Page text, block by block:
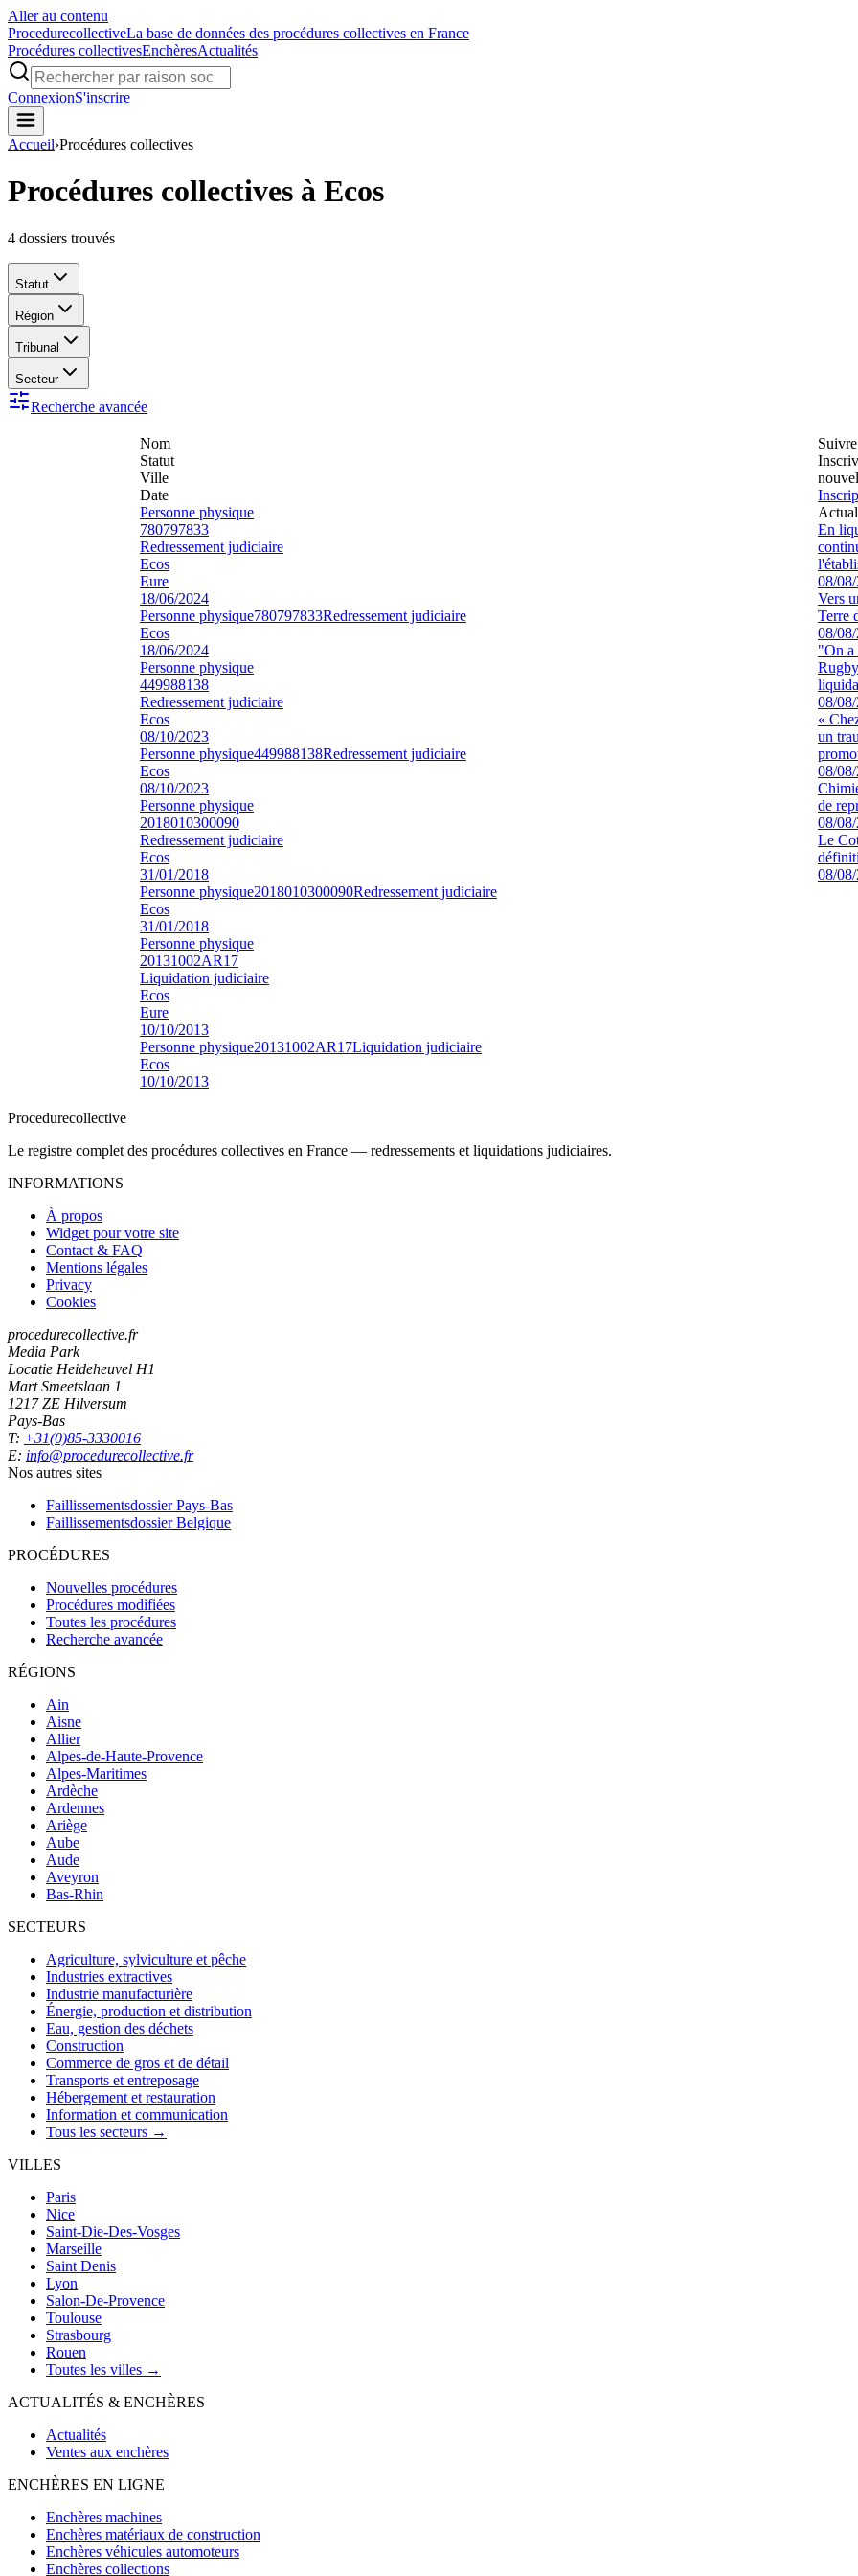
Aller au contenu
ProcedurecollectiveLa base de données des procédures collectives en France
Procédures collectivesEnchèresActualités
ConnexionS'inscrire
Accueil›Procédures collectives
Procédures collectives à Ecos
4 dossiers trouvés
Statut
Région
Tribunal
Secteur
Recherche avancée
Nom
Statut
Ville
Date
Personne physique
780797833
Redressement judiciaire
Ecos
Eure
18/06/2024
Personne physique780797833Redressement judiciaire
Ecos
18/06/2024
Personne physique
449988138
Redressement judiciaire
Ecos
08/10/2023
Personne physique449988138Redressement judiciaire
Ecos
08/10/2023
Personne physique
2018010300090
Redressement judiciaire
Ecos
31/01/2018
Personne physique2018010300090Redressement judiciaire
Ecos
31/01/2018
Personne physique
20131002AR17
Liquidation judiciaire
Ecos
Eure
10/10/2013
Personne physique20131002AR17Liquidation judiciaire
Ecos
10/10/2013
En
08/
Vers
Terre
08/
"On a
08/
«
un
08/
de
08/
Le
08/
Procedurecollective
Le registre complet des procédures collectives en France — redressements et liquidations judiciaires.
INFORMATIONS
À propos
Widget pour votre site
Contact & FAQ
Mentions légales
Privacy
Cookies
procedurecollective.fr
Media Park
Locatie Heideheuvel H1
Mart Smeetslaan 1
1217 ZE Hilversum
Pays-Bas
T: +31(0)85-3330016
E: info@procedurecollective.fr
Nos autres sites
Faillissementsdossier Pays-Bas
Faillissementsdossier Belgique
PROCÉDURES
Nouvelles procédures
Procédures modifiées
Toutes les procédures
Recherche avancée
RÉGIONS
Ain
Aisne
Allier
Alpes-de-Haute-Provence
Alpes-Maritimes
Ardèche
Ardennes
Ariège
Aube
Aude
Aveyron
Bas-Rhin
SECTEURS
Agriculture, sylviculture et pêche
Industries extractives
Industrie manufacturière
Énergie, production et distribution
Eau, gestion des déchets
Construction
Commerce de gros et de détail
Transports et entreposage
Hébergement et restauration
Information et communication
Tous les secteurs →
VILLES
Paris
Nice
Saint-Die-Des-Vosges
Marseille
Saint Denis
Lyon
Salon-De-Provence
Toulouse
Strasbourg
Rouen
Toutes les villes →
ACTUALITÉS & ENCHÈRES
Actualités
Ventes aux enchères
ENCHÈRES EN LIGNE
Enchères machines
Enchères matériaux de construction
Enchères véhicules automoteurs
Enchères collections